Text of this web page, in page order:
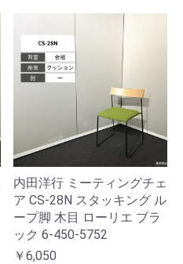
内田洋行 ミーティングチェ
ア CS-28N スタッキング ル
ープ脚 木目 ローリエ ブラ
ック 6-450-5752
￥6,050